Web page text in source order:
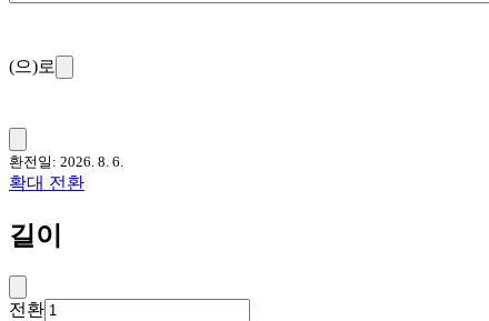
(으)로
환전일: 2026. 8. 6.
확대 전환
길이
전환